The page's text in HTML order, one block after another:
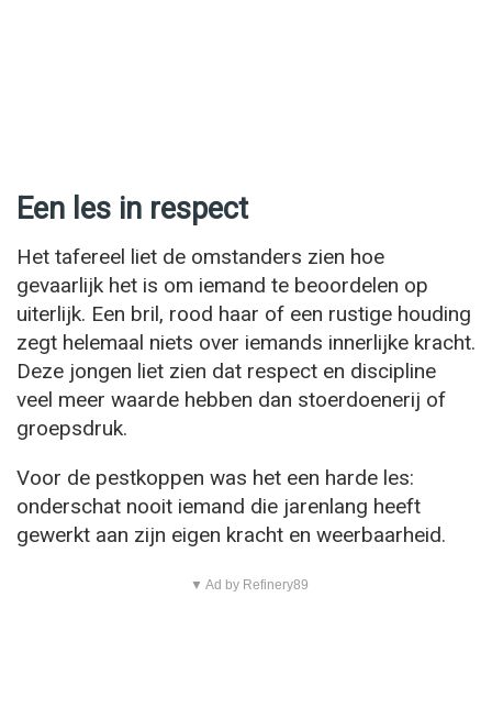
Een les in respect
Het tafereel liet de omstanders zien hoe
gevaarlijk het is om iemand te beoordelen op
uiterlijk. Een bril, rood haar of een rustige houding
zegt helemaal niets over iemands innerlijke kracht.
Deze jongen liet zien dat respect en discipline
veel meer waarde hebben dan stoerdoenerij of
groepsdruk.
Voor de pestkoppen was het een harde les:
onderschat nooit iemand die jarenlang heeft
gewerkt aan zijn eigen kracht en weerbaarheid.
▼ Ad by Refinery89